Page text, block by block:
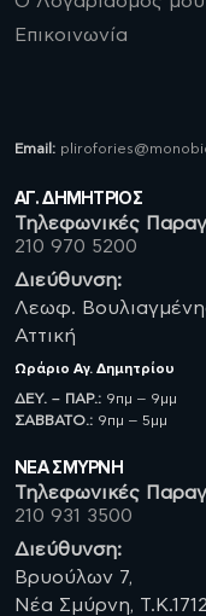
Επικοινωνία
Email:
ΑΓ. ΔΗΜΗΤΡΙΟΣ
Τηλεφωνικές
210 970 5200
Διεύθυνση:
Λεωφ.
Αττική
Ωράριο Αγ. Δημητρίου
ΔΕΥ. – ΠΑΡ.: 9πμ – 9μμ
ΣΑΒBATO.: 9πμ – 5μμ
ΝΈΑ ΣΜΥΡΝΗ
Τηλεφωνικές
210 931 3500
Διεύθυνση:
Βρυούλων 7,
Νέα Σμύρνη,